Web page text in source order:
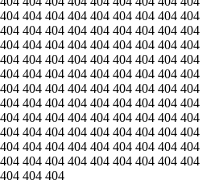
404 404 404 404 404 404 404 404
404 404 404 404 404 404 404 404
404 404 404 404 404 404 404 404
404 404 404 404 404 404 404 404
404 404 404 404 404 404 404 404
404 404 404 404 404 404 404 404
404 404 404 404 404 404 404 404
404 404 404 404 404 404 404 404
404 404 404 404 404 404 404 404
404 404 404 404 404 404 404 404
404 404 404 404 404 404 404 404
404 404